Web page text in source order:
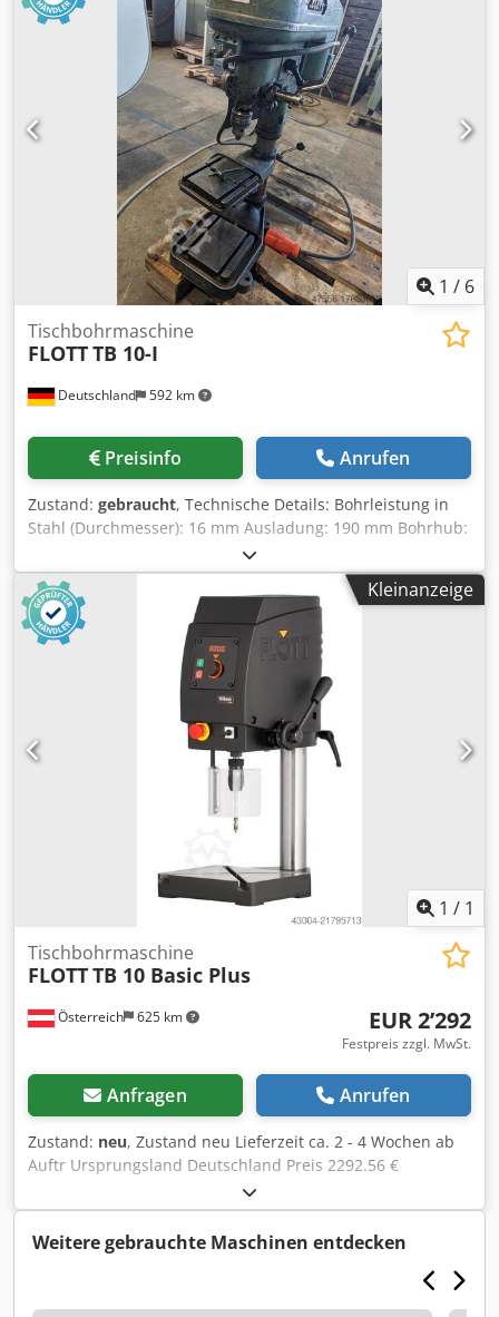
1 / 6
Deutschland 592 km
Tischbohrmaschine
FLOTTTB 10-I
Preisinfo Anrufen
Zustand: gebraucht, Technische Details: Bohrleistung in
Stahl (Durchmesser): 16 mm Ausladung: 190 mm Bohrhub:
60 mm Dcsdpeu Id Dzjfx Ahzek Abstand Spindel/Tisch
max.: 250 mm Drehzahlbereich: 410 / 725 / 1100 / 1700 bei
4step U/min Spindelaufnahme MK: MK 2
Tischaufspannfläche: 155 x 155 mm Senkrechtverstellung:
Tisch/table = 180 mm Tisch drehbar: 360 ° Aufspannfläche
der Grundplatte: 175 x 175 mm Abstand Spindelmitte bis
Grundplatte:: max. 360 mm Säulendurchmesser: 70 mm
Maschinengewicht ca.: 65 kg Abmessungen L x B x H: 0,6 x
0,3 x 0,85 m Bohrpinole mit Bohrfutter 1 - 16mm
ausgestattet Tisch drehbar *
Kleinanzeige
1 / 1
Österreich 625 km
Tischbohrmaschine
FLOTTTB 10 Basic Plus
EUR 2’292
Festpreis zzgl. MwSt.
Anfragen Anrufen
Zustand: neu, Zustand neu Lieferzeit ca. 2 - 4 Wochen ab
Auftr Ursprungsland Deutschland Preis 2292.56 €
Bohrleistung in Baustahl 10 mm Aufnahme B 16
Ausladung 220 mm Drehzahlen 250 - 3000 U/min Motor
0,45 kW Länge 320 mm Breite 520 mm Höhe 820 mm
Gewicht 44 kg Pinolenhub 60 mm Abstand Spindel - Tisch
140 - 315 mm Tisch 300 x 250 mm Säulendurchmesser 70
mm Dauer-/Normalbohrleistung 10/12 (in E335/ST60)
Weitere gebrauchte Maschinen entdecken